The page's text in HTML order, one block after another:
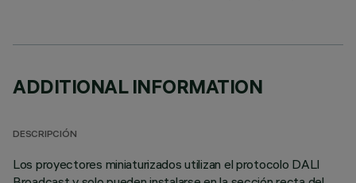
ADDITIONAL INFORMATION
DESCRIPCIÓN
Los proyectores miniaturizados utilizan el protocolo DALI